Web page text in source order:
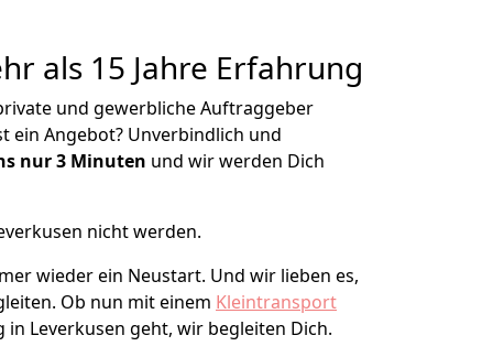
als 15 Jahre Erfahrung
und gewerbliche Auftraggeber
ein Angebot? Unverbindlich und
nur 3 Minuten und wir werden Dich
nicht werden.
wieder ein Neustart. Und wir lieben es,
Ob nun mit einem Kleintransport
Leverkusen geht, wir begleiten Dich.